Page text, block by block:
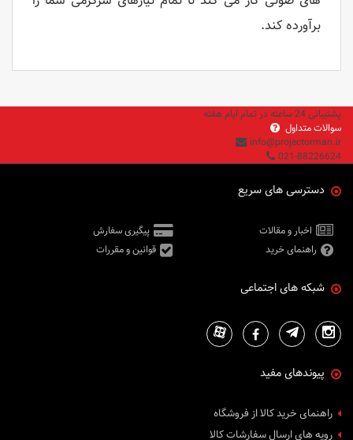
برآورده کند.
پشتیبانی 24 ساعته در تمام ایام هفته
سوالات متداول
info@projectorman.ir
021-88226624
دسترسی های سریع
اخبار و مقالات
پیگیری سفارش
راهنمای خرید
قوانین و مقررات
شبکه های اجتماعی
پیوندهای مفید
راهنمای خرید کالا از فروشگاه
رویه های ارسال سفارشات کالا